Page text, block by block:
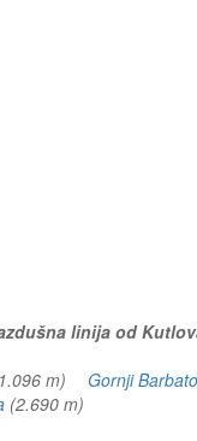
linija od
m) Gornji
(2.690 m)